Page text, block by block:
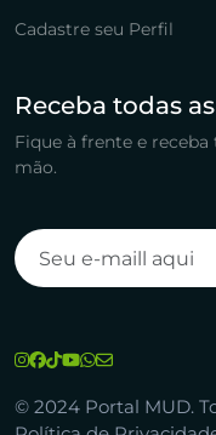
Cadastre seu Perfil
Receba todas
Fique à frente e
mão.
© 2024 Portal MUD.